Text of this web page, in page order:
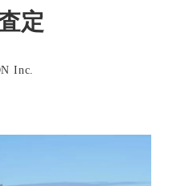
定
Inc.